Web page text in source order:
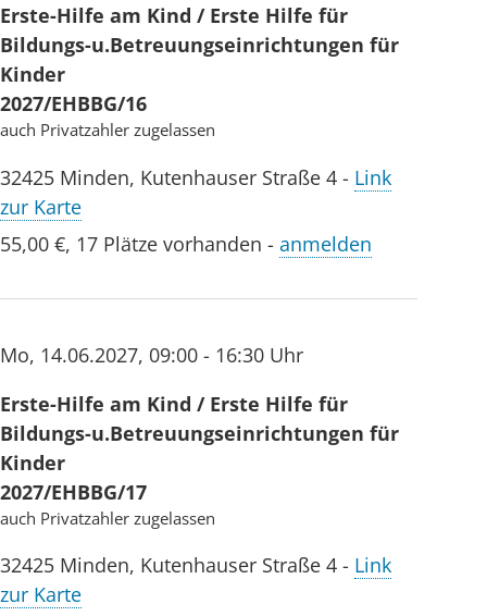
Erste-Hilfe am Kind / Erste Hilfe für
Bildungs-u.Betreuungseinrichtungen für
Kinder
2027/EHBBG/16
auch Privatzahler zugelassen
32425 Minden, Kutenhauser Straße 4 - Link
zur Karte
55,00 €, 17 Plätze vorhanden - anmelden
Mo, 14.06.2027, 09:00 - 16:30 Uhr
Erste-Hilfe am Kind / Erste Hilfe für
Bildungs-u.Betreuungseinrichtungen für
Kinder
2027/EHBBG/17
auch Privatzahler zugelassen
32425 Minden, Kutenhauser Straße 4 - Link
zur Karte